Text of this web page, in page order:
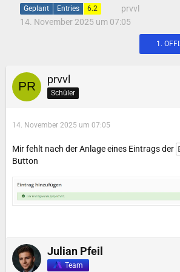
Geplant Entries 6.2
prvvl
14. November 2025 um 07:05
1.
prvvl
Schüler
14. November 2025 um 07:05
Mir fehlt nach der Anlage eines Eintrags der
Button
Julian Pfeil
Team